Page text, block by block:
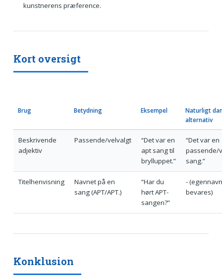
kunstnerens præference.
Kort oversigt
Brug Betydning Eksempel
Naturligt
alternativ
Beskrivende
adjektiv
Passende/velvalgt
“Det var en
apt sang til
brylluppet.”
“Det var en
passende/
sang.”
Titelhenvisning
Navnet på en
sang (APT/APT.)
“Har du
hørt APT-
sangen?”
- (egennavn
bevares)
Konklusion